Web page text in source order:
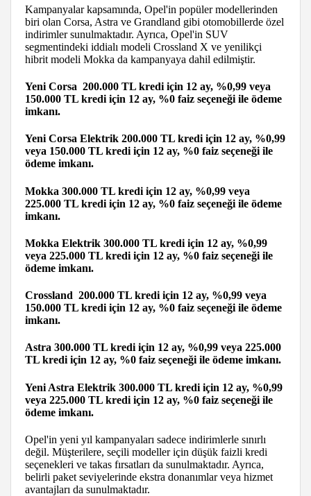
Kampanyalar kapsamında, Opel'in popüler modellerinden
biri olan Corsa, Astra ve Grandland gibi otomobillerde özel
indirimler sunulmaktadır. Ayrıca, Opel'in SUV
segmentindeki iddialı modeli Crossland X ve yenilikçi
hibrit modeli Mokka da kampanyaya dahil edilmiştir.
Yeni Corsa 200.000 TL kredi için 12 ay, %0,99 veya
150.000 TL kredi için 12 ay, %0 faiz seçeneği ile ödeme
imkanı.
Yeni Corsa Elektrik 200.000 TL kredi için 12 ay, %0,99
veya 150.000 TL kredi için 12 ay, %0 faiz seçeneği ile
ödeme imkanı.
Mokka 300.000 TL kredi için 12 ay, %0,99 veya
225.000 TL kredi için 12 ay, %0 faiz seçeneği ile ödeme
imkanı.
Mokka Elektrik 300.000 TL kredi için 12 ay, %0,99
veya 225.000 TL kredi için 12 ay, %0 faiz seçeneği ile
ödeme imkanı.
Crossland 200.000 TL kredi için 12 ay, %0,99 veya
150.000 TL kredi için 12 ay, %0 faiz seçeneği ile ödeme
imkanı.
Astra 300.000 TL kredi için 12 ay, %0,99 veya 225.000
TL kredi için 12 ay, %0 faiz seçeneği ile ödeme imkanı.
Yeni Astra Elektrik 300.000 TL kredi için 12 ay, %0,99
veya 225.000 TL kredi için 12 ay, %0 faiz seçeneği ile
ödeme imkanı.
Opel'in yeni yıl kampanyaları sadece indirimlerle sınırlı
değil. Müşterilere, seçili modeller için düşük faizli kredi
seçenekleri ve takas fırsatları da sunulmaktadır. Ayrıca,
belirli paket seviyelerinde ekstra donanımlar veya hizmet
avantajları da sunulmaktadır.